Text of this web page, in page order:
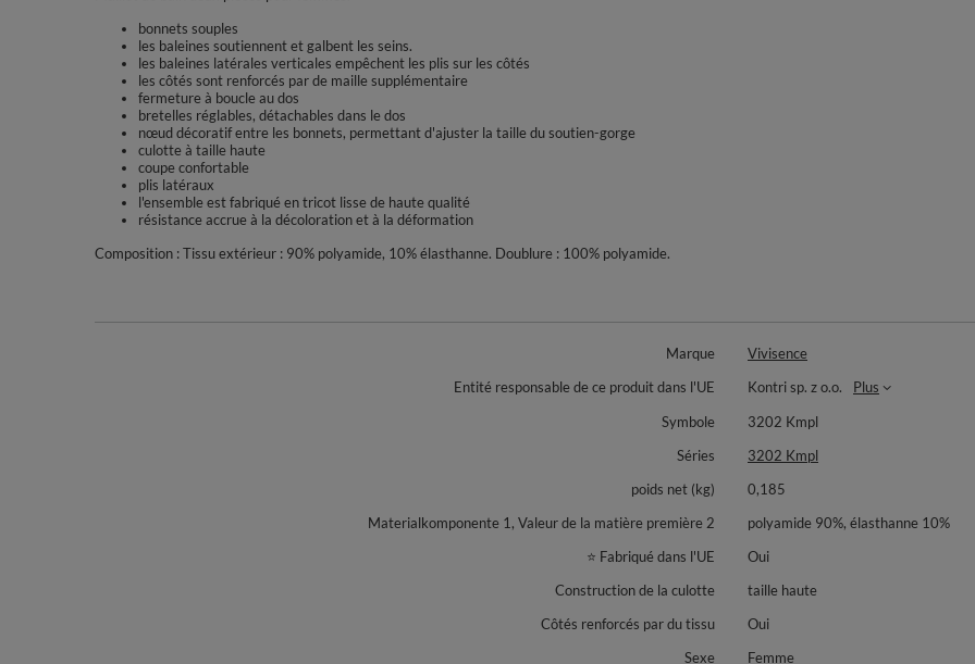
bonnets souples
les baleines soutiennent et galbent les seins.
les baleines latérales verticales empêchent les plis sur les côtés
les côtés sont renforcés par de maille supplémentaire
fermeture à boucle au dos
bretelles réglables, détachables dans le dos
nœud décoratif entre les bonnets, permettant d'ajuster la taille du soutien-gorge
culotte à taille haute
coupe confortable
plis latéraux
l'ensemble est fabriqué en tricot lisse de haute qualité
résistance accrue à la décoloration et à la déformation
Composition : Tissu extérieur : 90% polyamide, 10% élasthanne. Doublure : 100% polyamide.
Marque
Vivisence
Entité responsable de ce produit dans l'UE
Kontri sp. z o.o.
Plus
Symbole
3202 Kmpl
Séries
3202 Kmpl
poids net (kg)
0,185
Materialkomponente 1, Valeur de la matière première 2
polyamide 90%, élasthanne 10%
⭐ Fabriqué dans l'UE
Oui
Construction de la culotte
taille haute
Côtés renforcés par du tissu
Oui
Sexe
Femme